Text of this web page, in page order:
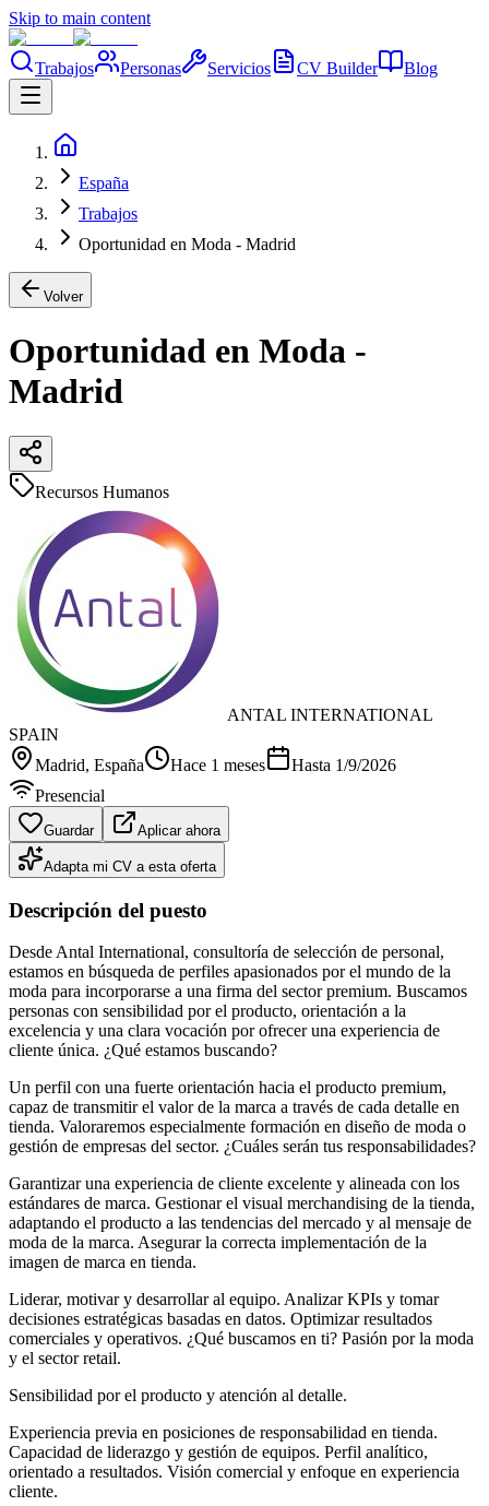
Skip to main content
Trabajos Personas Servicios CV Builder Blog
España
Trabajos
Oportunidad en Moda - Madrid
Volver
Oportunidad en Moda -
Madrid
Recursos Humanos
ANTAL INTERNATIONAL
SPAIN
Madrid, España Hace 1 meses Hasta 1/9/2026
Presencial
Guardar Aplicar ahora
Adapta mi CV a esta oferta
Descripción del puesto
Desde Antal International, consultoría de selección de personal,
estamos en búsqueda de perfiles apasionados por el mundo de la
moda para incorporarse a una firma del sector premium. Buscamos
personas con sensibilidad por el producto, orientación a la
excelencia y una clara vocación por ofrecer una experiencia de
cliente única. ¿Qué estamos buscando?
Un perfil con una fuerte orientación hacia el producto premium,
capaz de transmitir el valor de la marca a través de cada detalle en
tienda. Valoraremos especialmente formación en diseño de moda o
gestión de empresas del sector. ¿Cuáles serán tus responsabilidades?
Garantizar una experiencia de cliente excelente y alineada con los
estándares de marca. Gestionar el visual merchandising de la tienda,
adaptando el producto a las tendencias del mercado y al mensaje de
moda de la marca. Asegurar la correcta implementación de la
imagen de marca en tienda.
Liderar, motivar y desarrollar al equipo. Analizar KPIs y tomar
decisiones estratégicas basadas en datos. Optimizar resultados
comerciales y operativos. ¿Qué buscamos en ti? Pasión por la moda
y el sector retail.
Sensibilidad por el producto y atención al detalle.
Experiencia previa en posiciones de responsabilidad en tienda.
Capacidad de liderazgo y gestión de equipos. Perfil analítico,
orientado a resultados. Visión comercial y enfoque en experiencia
cliente.